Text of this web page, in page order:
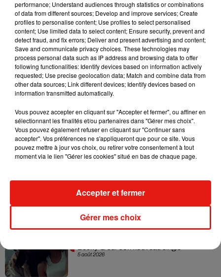
7 août 2026
Madonna sort enfin le remix de « Love
Sensation » avec Kylie Minogue
7 août 2026
dansant de l’année
collaboration tant attendue
5 août 2026
performance; Understand audiences through statistics or combinations
of data from different sources; Develop and improve services; Create
profiles to personalise content; Use profiles to select personalised
content; Use limited data to select content; Ensure security, prevent and
detect fraud, and fix errors; Deliver and present advertising and content;
Save and communicate privacy choices. These technologies may
process personal data such as IP address and browsing data to offer
following functionalities: Identify devices based on information actively
requested; Use precise geolocation data; Match and combine data from
other data sources; Link different devices; Identify devices based on
information transmitted automatically.
Vous pouvez accepter en cliquant sur "Accepter et fermer", ou affiner en
sélectionnant les finalités et/ou partenaires dans "Gérer mes choix".
Vous pouvez également refuser en cliquant sur "Continuer sans
accepter". Vos préférences ne s'appliqueront que pour ce site. Vous
pouvez mettre à jour vos choix, ou retirer votre consentement à tout
moment via le lien "Gérer les cookies" situé en bas de chaque page.
Gérer mes choix
Accepter et fermer